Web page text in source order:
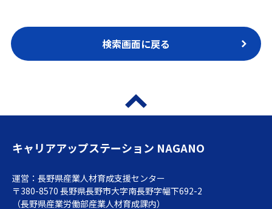
検索画面に戻る
キャリアアップステーション NAGANO
運営：長野県産業人材育成支援センター
〒380-8570 長野県長野市大字南長野字幅下692-2
（長野県産業労働部産業人材育成課内）